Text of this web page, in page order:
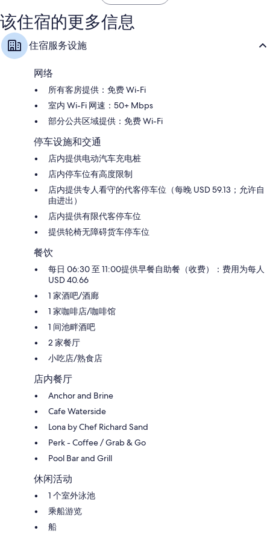
评
该住宿的更多信息
住宿服务设施
网络
所有客房提供：免费 Wi-Fi
室内 Wi-Fi 网速：50+ Mbps
部分公共区域提供：免费 Wi-Fi
停车设施和交通
店内提供电动汽车充电桩
店内停车位有高度限制
店内提供专人看守的代客停车位（每晚 USD 59.13；允许自
由进出）
店内提供有限代客停车位
提供轮椅无障碍货车停车位
餐饮
每日 06:30 至 11:00提供早餐自助餐（收费）：费用为每人
USD 40.66
1 家酒吧/酒廊
1 家咖啡店/咖啡馆
1 间池畔酒吧
2 家餐厅
小吃店/熟食店
店内餐厅
Anchor and Brine
Cafe Waterside
Lona by Chef Richard Sand
Perk - Coffee / Grab & Go
Pool Bar and Grill
休闲活动
1 个室外泳池
乘船游览
船